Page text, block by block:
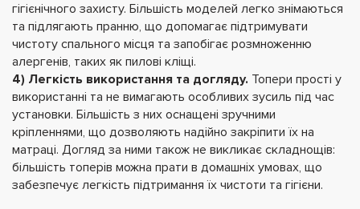
гігієнічного захисту. Більшість моделей легко знімаються
та підлягають пранню, що допомагає підтримувати
чистоту спального місця та запобігає розмноженню
алергенів, таких як пилові кліщі.
4) Легкість використання та догляду. Топери прості у
використанні та не вимагають особливих зусиль під час
установки. Більшість з них оснащені зручними
кріпленнями, що дозволяють надійно закріпити їх на
матраці. Догляд за ними також не викликає складнощів:
більшість топерів можна прати в домашніх умовах, що
забезпечує легкість підтримання їх чистоти та гігієни.